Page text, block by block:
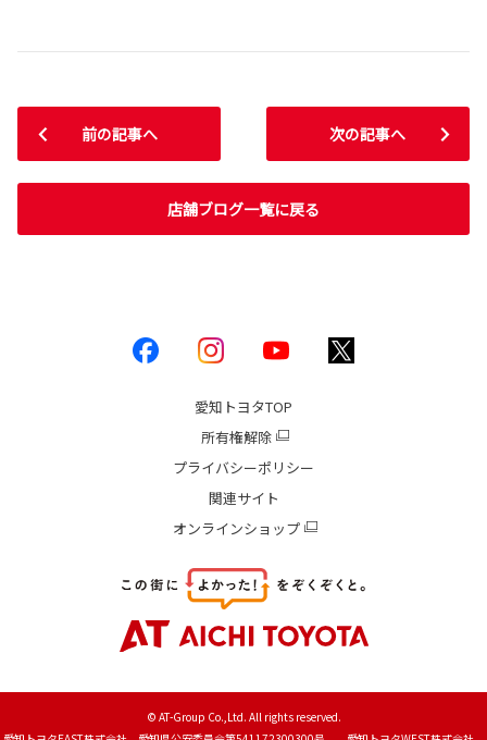
前の記事へ
店舗ブログ一覧に戻る
次の記事へ
愛知トヨタTOP
所有権解除
プライバシーポリシー
関連サイト
オンラインショップ
© AT-Group Co.,Ltd. All rights reserved.